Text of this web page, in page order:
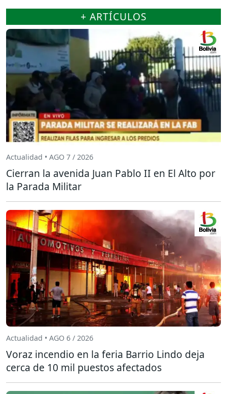
+ ARTÍCULOS
Actualidad • AGO 7 / 2026
Cierran la avenida Juan Pablo II en El Alto por
la Parada Militar
Actualidad • AGO 6 / 2026
Voraz incendio en la feria Barrio Lindo deja
cerca de 10 mil puestos afectados